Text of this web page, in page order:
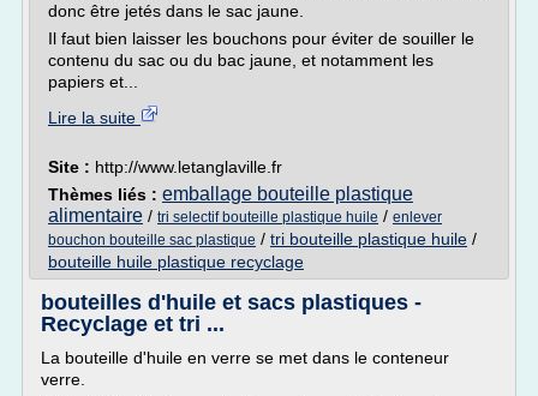
donc être jetés dans le sac jaune.
Il faut bien laisser les bouchons pour éviter de souiller le
contenu du sac ou du bac jaune, et notamment les
papiers et...
Lire la suite
Site : http://www.letanglaville.fr
Thèmes liés : emballage bouteille plastique
alimentaire / tri selectif bouteille plastique huile / enlever
bouchon bouteille sac plastique / tri bouteille plastique huile /
bouteille huile plastique recyclage
bouteilles d'huile et sacs plastiques -
Recyclage et tri ...
La bouteille d'huile en verre se met dans le conteneur
verre.